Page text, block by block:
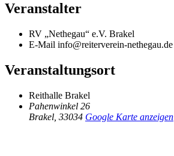
Veranstalter
RV „Nethegau“ e.V. Brakel
E-Mail info@reiterverein-nethegau.de
Veranstaltungsort
Reithalle Brakel
Pahenwinkel 26
Brakel 33034 Google Karte anzeigen